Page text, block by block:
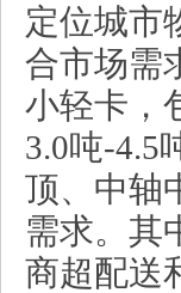
定位城市
合市场需
小轻卡，
3.0吨-4.5
顶、中轴
需求。其
商超配送